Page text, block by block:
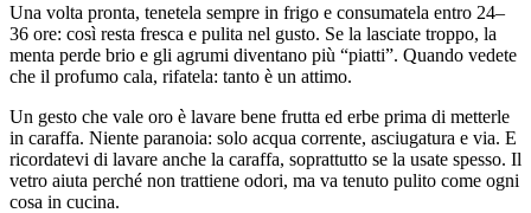
Una volta pronta, tenetela sempre in frigo e consumatela entro 24–
36 ore: così resta fresca e pulita nel gusto. Se la lasciate troppo, la
menta perde brio e gli agrumi diventano più “piatti”. Quando vedete
che il profumo cala, rifatela: tanto è un attimo.
Un gesto che vale oro è lavare bene frutta ed erbe prima di metterle
in caraffa. Niente paranoia: solo acqua corrente, asciugatura e via. E
ricordatevi di lavare anche la caraffa, soprattutto se la usate spesso. Il
vetro aiuta perché non trattiene odori, ma va tenuto pulito come ogni
cosa in cucina.